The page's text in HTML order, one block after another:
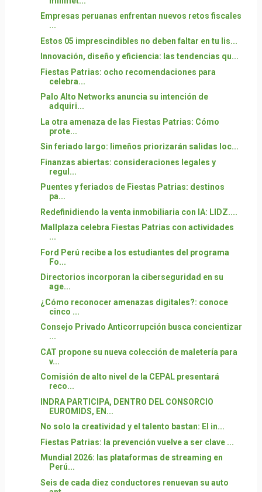
Empresas peruanas enfrentan nuevos retos fiscales
...
Estos 05 imprescindibles no deben faltar en tu lis...
Innovación, diseño y eficiencia: las tendencias qu...
Fiestas Patrias: ocho recomendaciones para
celebra...
Palo Alto Networks anuncia su intención de
adquiri...
La otra amenaza de las Fiestas Patrias: Cómo
prote...
Sin feriado largo: limeños priorizarán salidas loc...
Finanzas abiertas: consideraciones legales y
regul...
Puentes y feriados de Fiestas Patrias: destinos
pa...
Redefinidiendo la venta inmobiliaria con IA: LIDZ....
Mallplaza celebra Fiestas Patrias con actividades
...
Ford Perú recibe a los estudiantes del programa
Fo...
Directorios incorporan la ciberseguridad en su
age...
¿Cómo reconocer amenazas digitales?: conoce
cinco ...
Consejo Privado Anticorrupción busca concientizar
...
CAT propone su nueva colección de maletería para
v...
Comisión de alto nivel de la CEPAL presentará
reco...
INDRA PARTICIPA, DENTRO DEL CONSORCIO
EUROMIDS, EN...
No solo la creatividad y el talento bastan: El in...
Fiestas Patrias: la prevención vuelve a ser clave ...
Mundial 2026: las plataformas de streaming en
Perú...
Seis de cada diez conductores renuevan su auto